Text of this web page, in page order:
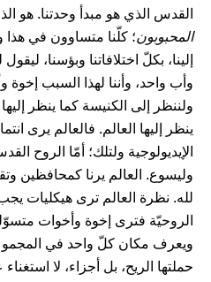
القدس الذي هو مبدأ وحدتنا. هو
المحبوبون؛ كلّنا متساوون في هذا
إلينا، بكلّ اختلافاتنا وبؤسنا،
وأب واحد، وأننا لهذا السبب
ولننظر إلى الكنيسة كما ينظر
ينظر إليها العالم. فالعالم يرى
الإيديولوجية ولتلك؛ أمّا الروح
وليسوع. العالم يرنا كمحافظين
لله. نظرة العالم ترى هيكليات يجب
الروحيّة فترى إخوة وأخوات
ويعرف مكان كلّ واحد في
حملتها الريح، بل أجزاء، لا